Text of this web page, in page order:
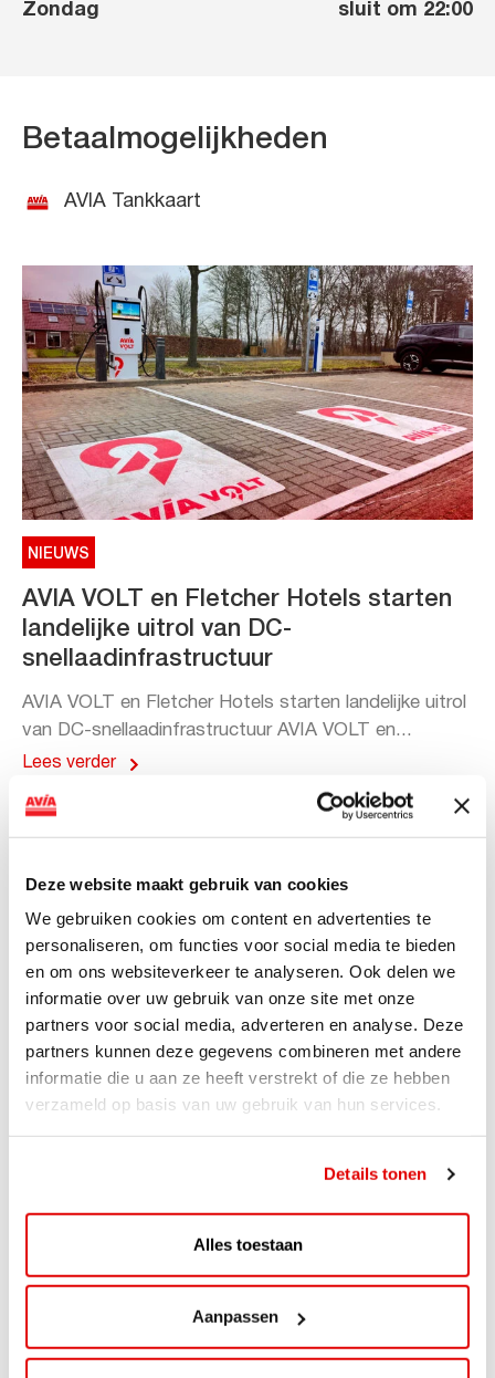
Deze website maakt gebruik van cookies
We gebruiken cookies om content en advertenties te
personaliseren, om functies voor social media te bieden
en om ons websiteverkeer te analyseren. Ook delen we
informatie over uw gebruik van onze site met onze
partners voor social media, adverteren en analyse. Deze
partners kunnen deze gegevens combineren met andere
informatie die u aan ze heeft verstrekt of die ze hebben
verzameld op basis van uw gebruik van hun services.
Details tonen
Alles toestaan
Aanpassen
Zondag
sluit om 22:00
Betaalmogelijkheden
AVIA Tankkaart
NIEUWS
AVIA VOLT en Fletcher Hotels starten
landelijke uitrol van DC-
snellaadinfrastructuur
AVIA VOLT en Fletcher Hotels starten landelijke uitrol
van DC-snellaadinfrastructuur AVIA VOLT en...
Lees verder
ACTIE
Lees verder